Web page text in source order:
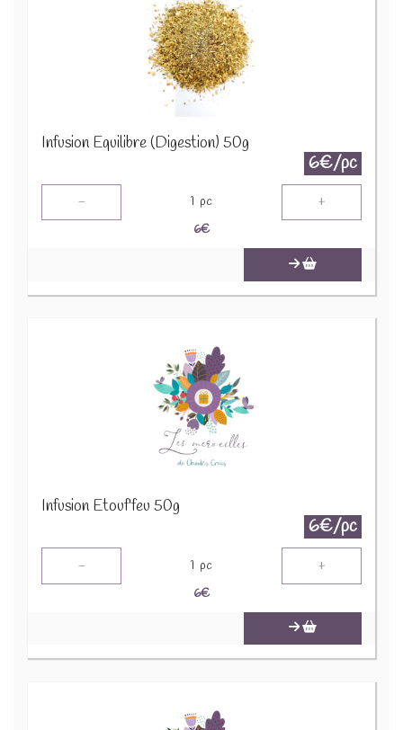
Infusion Equilibre (Digestion) 50g
6€/pc
- 1 pc +
6€
Infusion Etouf'feu 50g
6€/pc
- 1 pc +
6€